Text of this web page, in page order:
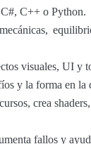
C++ o Python.
visuales, UI y
y la forma en
crea
fallos y